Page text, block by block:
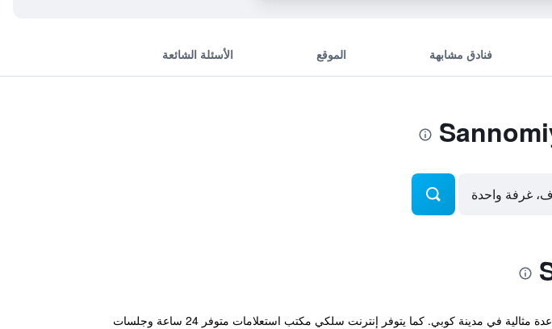
فنادق مشابهة الموقع الأسئلة الشائعة
يقع هذا الفندق المصنف 3 نجوم في مكان ملائم في منتصف المدينة مما يجعله قاعدة مثالية في مدينة كوبي. كما يتوفر إنترنت سلكي مكتب استعلامات متوفر 24 ساعة وجلسات